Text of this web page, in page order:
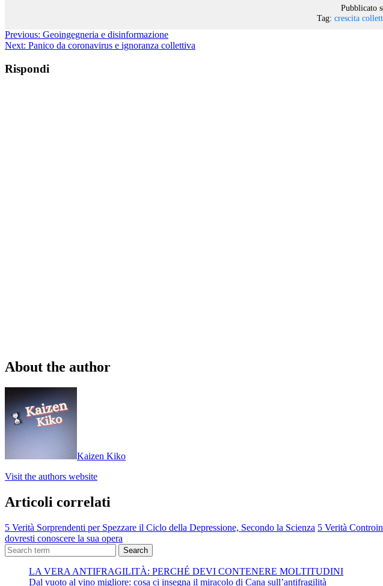
Pubblicato
Tag: crescita
Previous: Geoingegneria e disinformazione
Next: Panico da coronavirus e ignoranza collettiva
Rispondi
About the author
Kaizen Kiko
Visit the authors website
Articoli correlati
5 Verità Sorprendenti per Spezzare il Ciclo della Depressione, Secondo la Scienza 5 Verità
dovresti conoscere la sua opera
Search
LA VERA ANTIFRAGILITÀ: PERCHÉ DEVI CONTENERE MOLTITUDINI
Dal vuoto al vino migliore: cosa ci insegna il miracolo di Cana sull’antifragilità